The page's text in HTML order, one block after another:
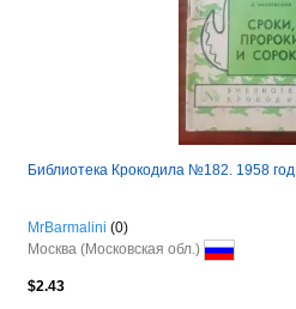
Библиотека Крокодила №182. 1958 год
MrBarmalini (0)
Москва (Московская обл.)
$2.43